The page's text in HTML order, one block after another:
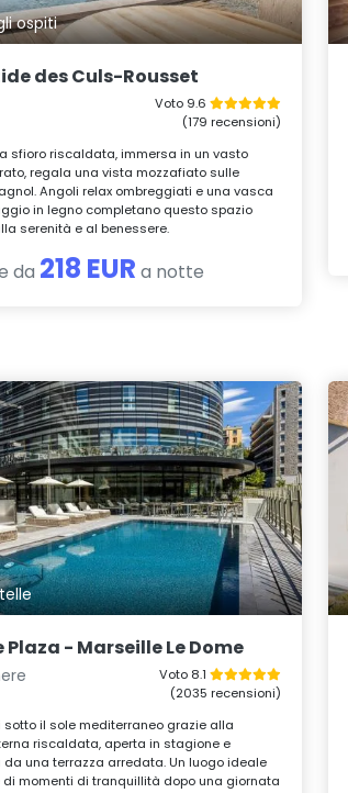
ospiti
des Culs-Rousset
Voto 9.6
(179 recensioni)
sfioro riscaldata, immersa in un vasto
regala una vista mozzafiato sulle
Angoli relax ombreggiati e una vasca
in legno completano questo spazio
serenità e al benessere.
da 218 EUR a notte
Plaza - Marseille Le Dome
Voto 8.1
(2035 recensioni)
sotto il sole mediterraneo grazie alla
riscaldata, aperta in stagione e
una terrazza arredata. Un luogo ideale
di momenti di tranquillità dopo una giornata